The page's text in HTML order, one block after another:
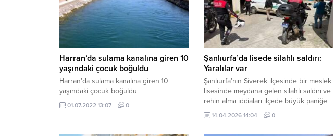
Harran’da sulama kanalına giren 10
yaşındaki çocuk boğuldu
Harran’da sulama kanalına giren 10
yaşındaki çocuk boğuldu
01.07.2022 13:07 0
Şanlıurfa’da lisede silahlı saldırı:
Yaralılar var
Şanlıurfa’nın Siverek ilçesinde bir meslek
lisesinde meydana gelen silahlı saldırı ve
rehin alma iddiaları ilçede büyük paniğe
neden oldu. Olay yerine çok sayıda özel
harekat polisi ve sağlık ekibi sevk
14.04.2026 14:04 0